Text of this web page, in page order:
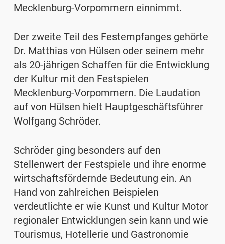
Mecklenburg-Vorpommern einnimmt.
Der zweite Teil des Festempfanges gehörte
Dr. Matthias von Hülsen oder seinem mehr
als 20-jährigen Schaffen für die Entwicklung
der Kultur mit den Festspielen
Mecklenburg-Vorpommern. Die Laudation
auf von Hülsen hielt Hauptgeschäftsführer
Wolfgang Schröder.
Schröder ging besonders auf den
Stellenwert der Festspiele und ihre enorme
wirtschaftsfördernde Bedeutung ein. An
Hand von zahlreichen Beispielen
verdeutlichte er wie Kunst und Kultur Motor
regionaler Entwicklungen sein kann und wie
Tourismus, Hotellerie und Gastronomie